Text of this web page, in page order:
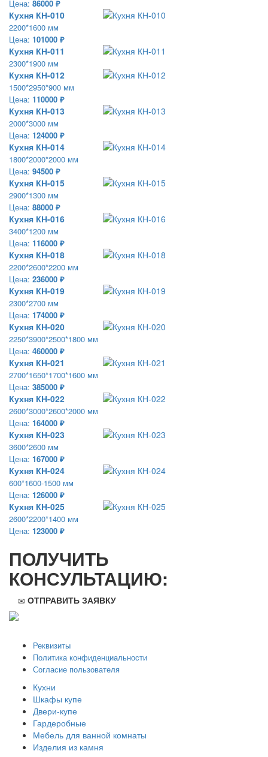
Цена: 86000 ₽
Кухня КН-010
2200*1600 мм
Цена: 101000 ₽
Кухня КН-011
2300*1900 мм
Кухня КН-012
1500*2950*900 мм
Цена: 110000 ₽
Кухня КН-013
2000*3000 мм
Цена: 124000 ₽
Кухня КН-014
1800*2000*2000 мм
Цена: 94500 ₽
Кухня КН-015
2900*1300 мм
Цена: 88000 ₽
Кухня КН-016
3400*1200 мм
Цена: 116000 ₽
Кухня КН-018
2200*2600*2200 мм
Цена: 236000 ₽
Кухня КН-019
2300*2700 мм
Цена: 174000 ₽
Кухня КН-020
2250*3900*2500*1800 мм
Цена: 460000 ₽
Кухня КН-021
2700*1650*1700*1600 мм
Цена: 385000 ₽
Кухня КН-022
2600*3000*2600*2000 мм
Цена: 164000 ₽
Кухня КН-023
3600*2600 мм
Цена: 167000 ₽
Кухня КН-024
600*1600-1500 мм
Цена: 126000 ₽
Кухня КН-025
2600*2200*1400 мм
Цена: 123000 ₽
ПОЛУЧИТЬ
КОНСУЛЬТАЦИЮ:
ОТПРАВИТЬ ЗАЯВКУ
Реквизиты
Политика конфиденциальности
Согласие пользователя
Кухни
Шкафы купе
Двери-купе
Гардеробные
Мебель для ванной комнаты
Изделия из камня